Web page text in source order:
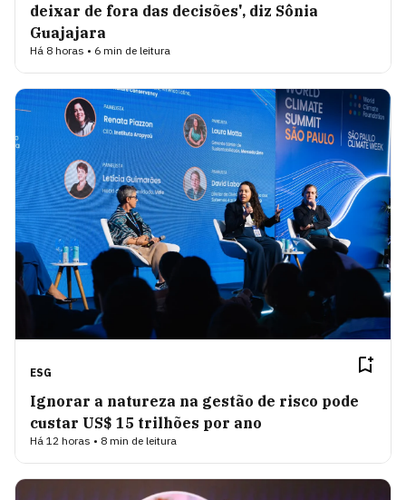
deixar de fora das decisões', diz Sônia
Guajajara
Há 8 horas • 6 min de leitura
ESG
Ignorar a natureza na gestão de risco pode
custar US$ 15 trilhões por ano
Há 12 horas • 8 min de leitura